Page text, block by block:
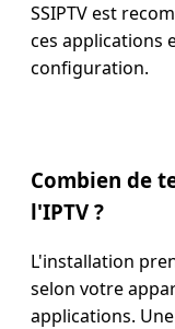
SSIPTV est
ces applications
configuration.
Combien de
l'IPTV ?
L'installation
selon votre
applications.